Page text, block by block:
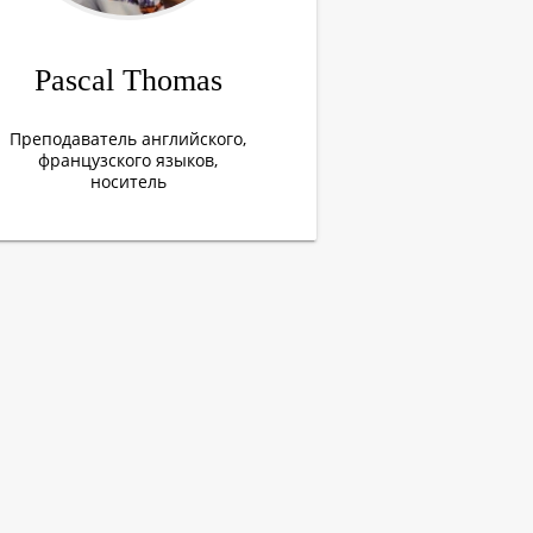
Pascal Thomas
Преподаватель английского,
французского языков,
носитель